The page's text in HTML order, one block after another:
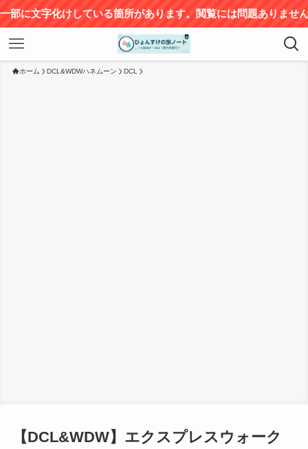
いる箇所があります。閲覧には問題ありませんが、ご不便を
ホーム DCL&WDWハネムーン DCL
【DCL&WDW】エクスプレスウォーク